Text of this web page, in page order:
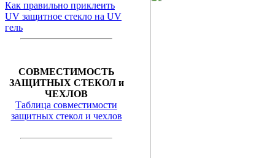
Как правильно приклеить
UV защитное стекло на UV
гель
СОВМЕСТИМОСТЬ
ЗАЩИТНЫХ СТЕКОЛ и
ЧЕХЛОВ
Таблица совместимости
защитных стекол и чехлов